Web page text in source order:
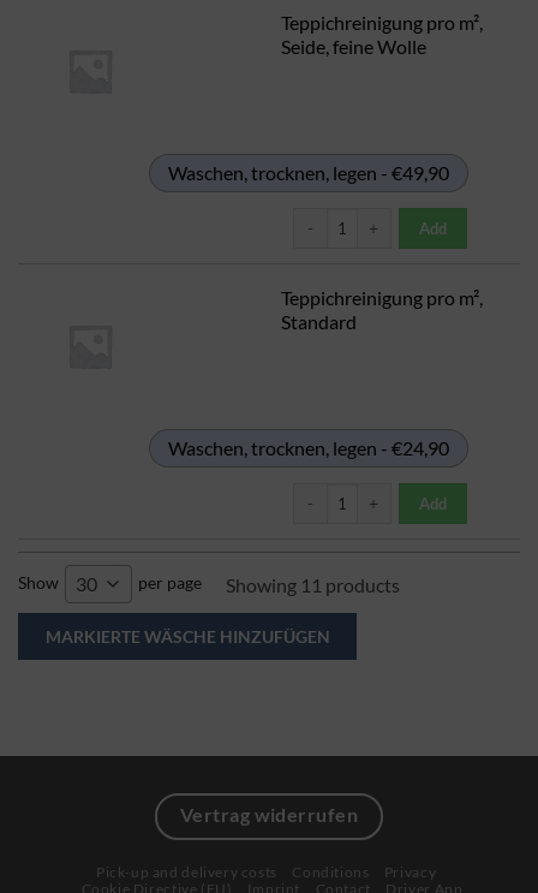
Teppichreinigung pro m²,
Seide, feine Wolle
Waschen, trocknen, legen - €49,90
Add
Teppichreinigung pro m²,
Standard
Waschen, trocknen, legen - €24,90
Add
Show 30 per page Showing 11 products
Vertrag widerrufen
Pick-up and delivery costs Conditions
Privacy
Cookie Directive (EU)
Imprint Contact Driver App